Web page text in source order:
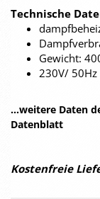
Technische
Gewicht:
230V/ 50Hz
...weitere Daten
Datenblatt
Kostenfreie